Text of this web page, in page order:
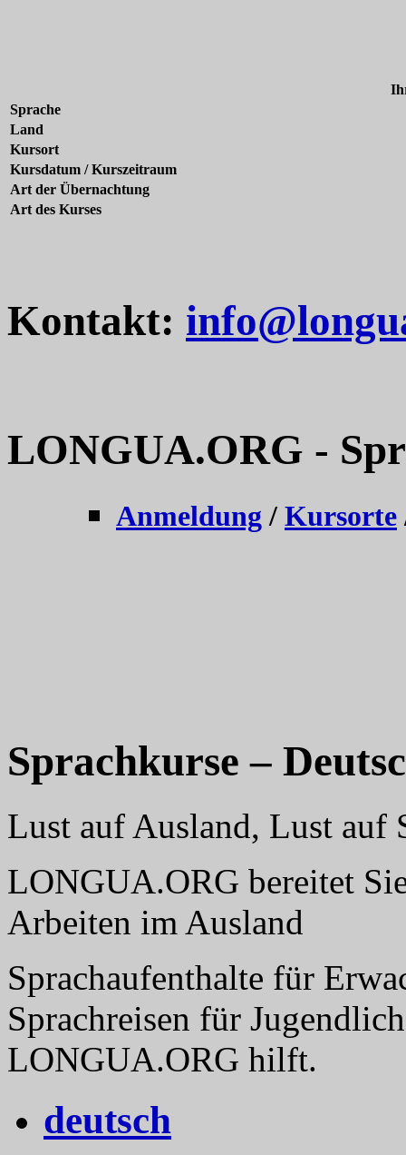
Sprache
Land
Kursort
Kursdatum / Kurszeitraum
Art der Übernachtung
Art des Kurses
Kontakt:
LONGUA.ORG -
Anmeldung / Kursorte
Sprachkurse –
Lust auf Ausland, Lust auf
LONGUA.ORG bereitet
Arbeiten im Ausland
Sprachaufenthalte für
Sprachreisen für
LONGUA.ORG hilft.
deutsch